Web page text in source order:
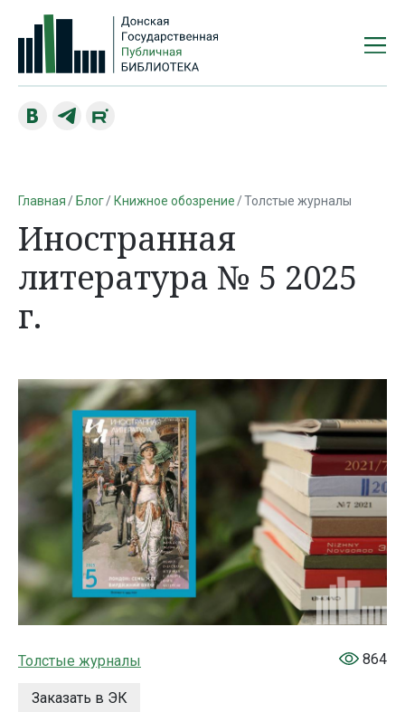
Главная Блог Книжное обозрение Толстые журналы
Иностранная
литература № 5 2025
г.
Толстые журналы
Заказать в ЭК
864